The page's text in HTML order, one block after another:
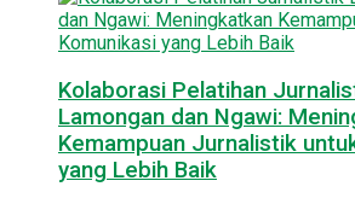
Kolaborasi Pelatihan
Lamongan dan Ngawi:
Kemampuan Jurnalistik
yang Lebih Baik